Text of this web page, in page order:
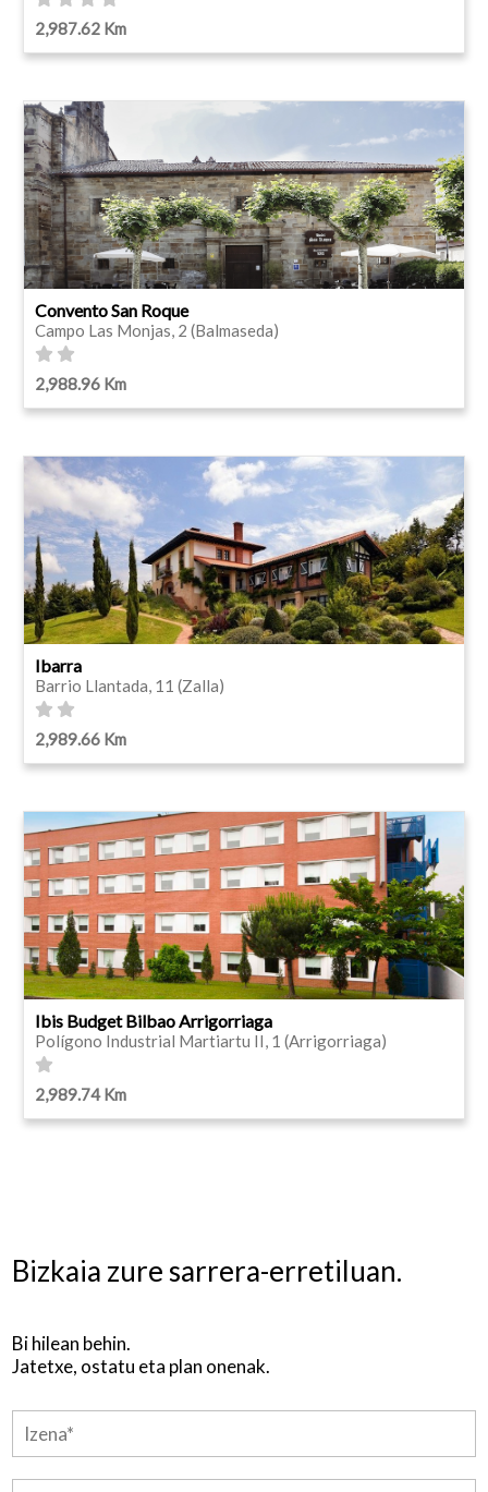
2,987.62 Km
Convento San Roque
Campo Las Monjas, 2 (Balmaseda)
2,988.96 Km
Ibarra
Barrio Llantada, 11 (Zalla)
2,989.66 Km
Ibis Budget Bilbao Arrigorriaga
Polígono Industrial Martiartu II, 1 (Arrigorriaga)
2,989.74 Km
Bizkaia zure sarrera-erretiluan.
Bi hilean behin.
Jatetxe, ostatu eta plan onenak.